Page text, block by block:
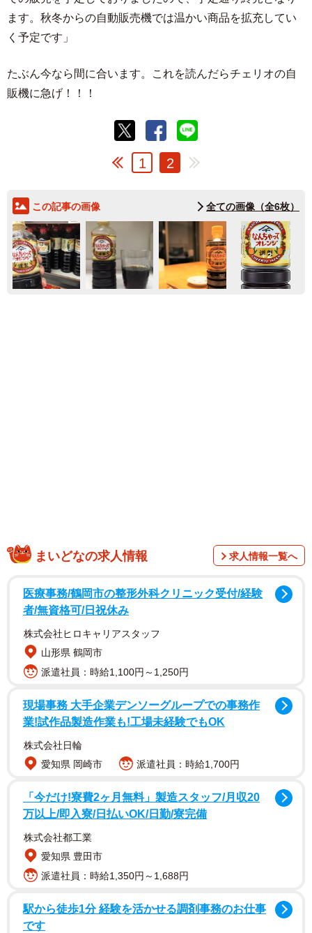
ます。秋冬からの自動販売機では温かい商品を拡充してい
く予定です」
たぶん今なら間に合います。これを読んだらチェリオの自
販機に急げ！！！
1 2
この記事の画像 全ての画像（全6枚）
2
まいどなの求人情報 求人情報一覧へ
医療事務/鶴岡市の整形外科クリニック受付/経験
者/無資格可/日祝休み
株式会社ヒロキャリアスタッフ
山形県 鶴岡市
派遣社員：時給1,100円～1,250円
現場事務 大手企業デンソーグループでの事務作
業!試作品製造作業も!工場未経験でもOK
株式会社日輪
愛知県 岡崎市
派遣社員：時給1,700円
「今だけ!寮費2ヶ月無料」製造スタッフ/月収20
万以上/即入寮/日払いOK/日勤/寮完備
株式会社都工業
愛知県 豊田市
派遣社員：時給1,350円～1,688円
駅から徒歩1分 経験を活かせる調剤事務のお仕事
です